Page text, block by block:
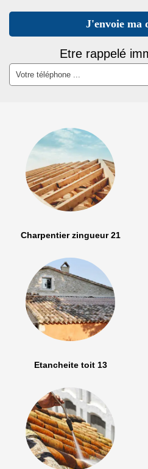
Etre rappelé
Charpentier zingueur 21
Etancheite toit 13